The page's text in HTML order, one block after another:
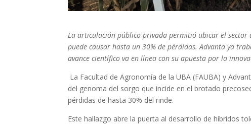
La articulación público-privada permitió ubicar el sector
puede causar hasta un 30% de pérdidas. Advanta ya
avance científico va en línea con su apuesta por la
La Facultad de Agronomía de la UBA (FAUBA) y
del genoma del sorgo que incide en el brotado
pérdidas de hasta 30% del rinde.
Este hallazgo abre la puerta al desarrollo de híbridos